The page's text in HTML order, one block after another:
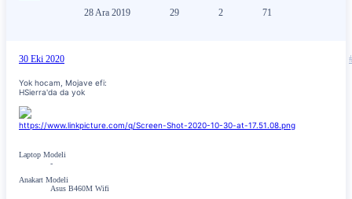
28 Ara 2019 29 2 71
30 Eki 2020
Yok hocam, Mojave efi:
HSierra'da da yok
https://www.linkpicture.com/q/Screen-Shot-2020-10-30-at-17.51.08.png
Laptop Modeli
-
Anakart Modeli
Asus B460M Wifi